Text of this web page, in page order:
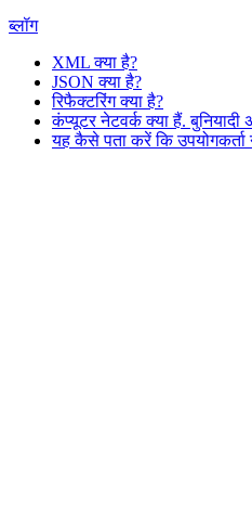
ब्लॉग
XML क्या है?
JSON क्या है?
रिफैक्टरिंग क्या है?
कंप्यूटर नेटवर्क क्या हैं. बुनियादी
यह कैसे पता करें कि उपयोगकर्ता